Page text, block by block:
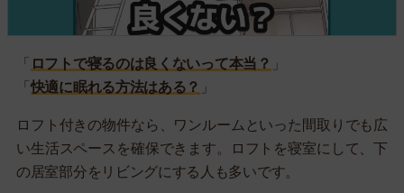
「 ロフトで寝るのは良くないって本当？ 」
「快適に眠れる方法はある？ 」
ロフト付きの物件なら、ワンルームといった間取りでも広
い生活スペースを確保できます。ロフトを寝室にして、下
の居室部分をリビングにする人も多いです。